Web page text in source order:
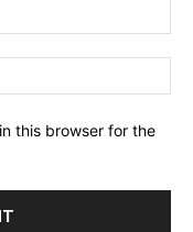
this browser for the